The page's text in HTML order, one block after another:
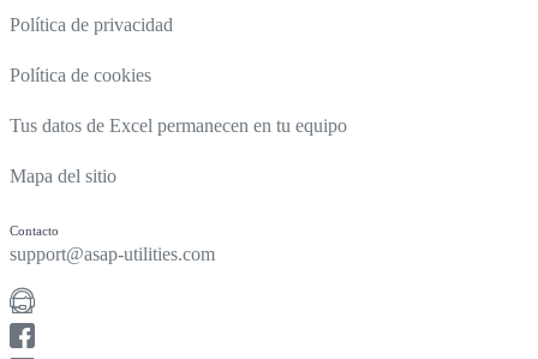
Política de privacidad
Política de cookies
Tus datos de Excel permanecen en tu equipo
Mapa del sitio
Contacto
support@asap-utilities.com